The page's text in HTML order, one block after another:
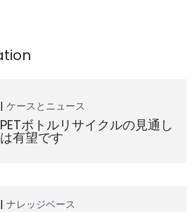
ケースとニュース
PETボトルリサイクルの見通し
は有望です
ナレッジベース